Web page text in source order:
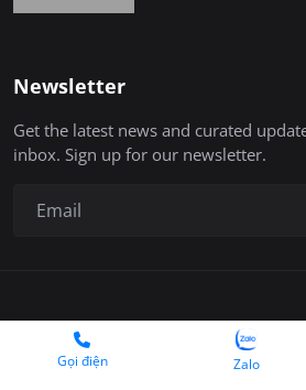
Newsletter
Get the latest news and curated
inbox. Sign up for our newsletter.
Copyright 2025 ©
Gọi điện Zalo